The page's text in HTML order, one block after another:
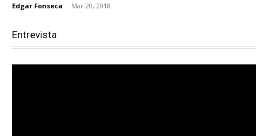
Edgar Fonseca - Mar 20, 2018
Entrevista